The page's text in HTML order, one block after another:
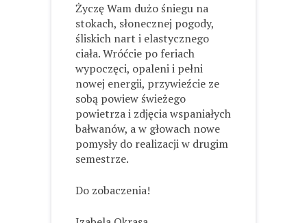
Życzę Wam dużo śniegu na
stokach, słonecznej pogody,
śliskich nart i elastycznego
ciała. Wróćcie po feriach
wypoczęci, opaleni i pełni
nowej energii, przywieźcie ze
sobą powiew świeżego
powietrza i zdjęcia wspaniałych
bałwanów, a w głowach nowe
pomysły do realizacji w drugim
semestrze.
Do zobaczenia!